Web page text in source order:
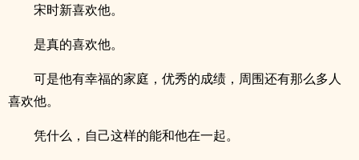
宋时新喜欢他。
是真的喜欢他。
可是他有幸福的家庭，优秀的成绩，周围还有那么多人
喜欢他。
凭什么，自己这样的能和他在一起。